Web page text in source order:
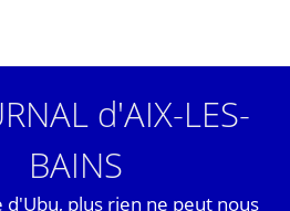
d'AIX-LES-
BAINS
d'Ubu, plus rien ne peut nous